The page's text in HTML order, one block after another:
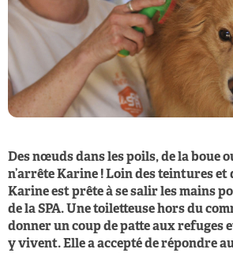
Des nœuds dans les poils, de la boue
n’arrête Karine ! Loin des teintures et
Karine est prête à se salir les mains
de la SPA. Une toiletteuse hors du
donner un coup de patte aux refuges
y vivent. Elle a accepté de répondre